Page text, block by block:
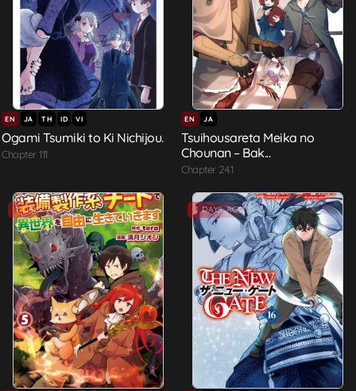
EN JA TH ID VI
Ogami Tsumiki to Ki Nichijou.
Chapter 111
EN JA
Tsuihousareta Meika no
Chounan – Bak...
Chapter 24.1
1 DAYS AGO 1 DAYS AGO